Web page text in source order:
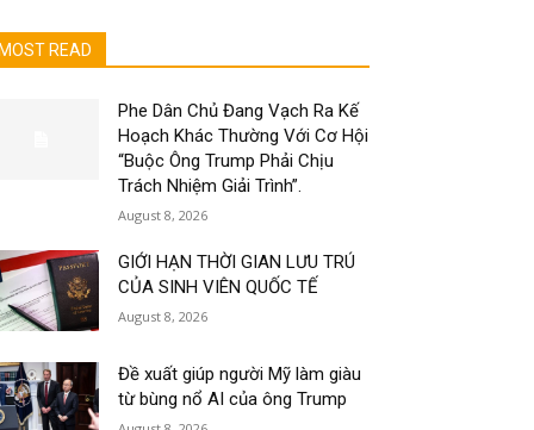
MOST READ
Phe Dân Chủ Đang Vạch Ra Kế
Hoạch Khác Thường Với Cơ Hội
“Buộc Ông Trump Phải Chịu
Trách Nhiệm Giải Trình”.
August 8, 2026
GIỚI HẠN THỜI GIAN LƯU TRÚ
CỦA SINH VIÊN QUỐC TẾ
August 8, 2026
Đề xuất giúp người Mỹ làm giàu
từ bùng nổ AI của ông Trump